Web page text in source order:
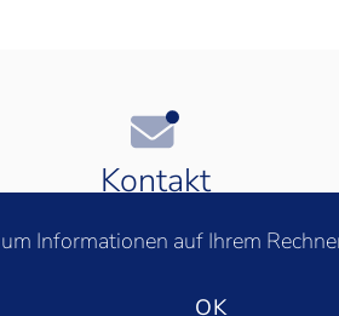
Kontakt
Impressum
| Datenschutz
Informationen auf Ihrem
OK